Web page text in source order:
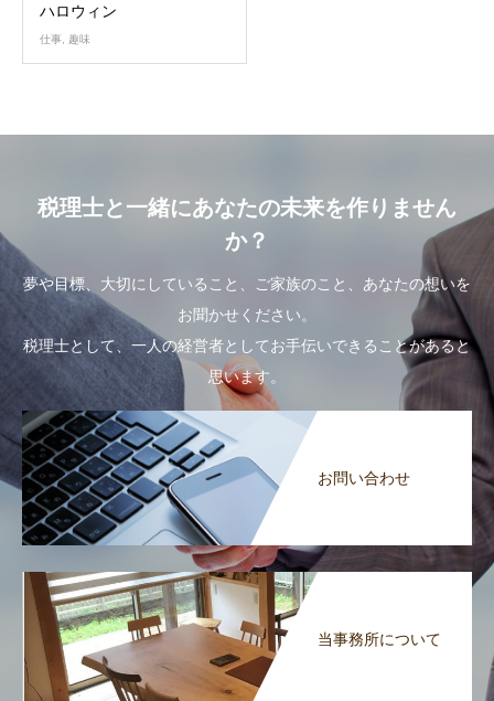
ハロウィン
仕事 趣味
税理士と一緒にあなたの未来を作りません
か？
夢や目標、大切にしていること、ご家族のこと、あなたの想いを
お聞かせください。
税理士として、一人の経営者としてお手伝いできることがあると
思います。
お問い合わせ
当事務所について